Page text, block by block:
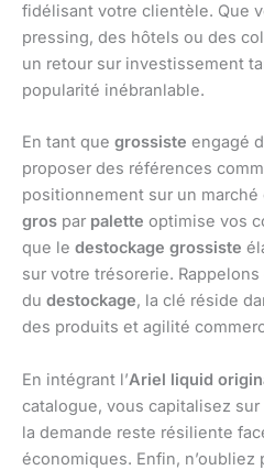
fidélisant votre clientèle. Que
pressing, des hôtels ou des
un retour sur investissement
popularité inébranlable.
En tant que grossiste engagé
proposer des références
positionnement sur un marché
gros par palette optimise vos
que le destockage grossiste
sur votre trésorerie.
du destockage, la clé réside
des produits et agilité
En intégrant l’Ariel liquid
catalogue, vous capitalisez
la demande reste résiliente
économiques. Enfin, n’oubliez